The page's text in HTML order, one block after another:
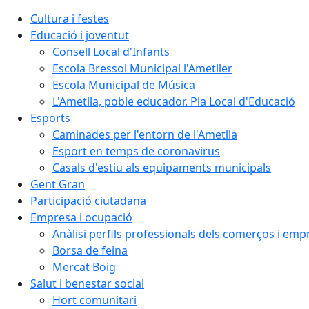
Cultura i festes
Educació i joventut
Consell Local d'Infants
Escola Bressol Municipal l'Ametller
Escola Municipal de Música
L'Ametlla, poble educador. Pla Local d'Educació
Esports
Caminades per l'entorn de l'Ametlla
Esport en temps de coronavirus
Casals d'estiu als equipaments municipals
Gent Gran
Participació ciutadana
Empresa i ocupació
Anàlisi perfils professionals dels comerços i
Borsa de feina
Mercat Boig
Salut i benestar social
Hort comunitari